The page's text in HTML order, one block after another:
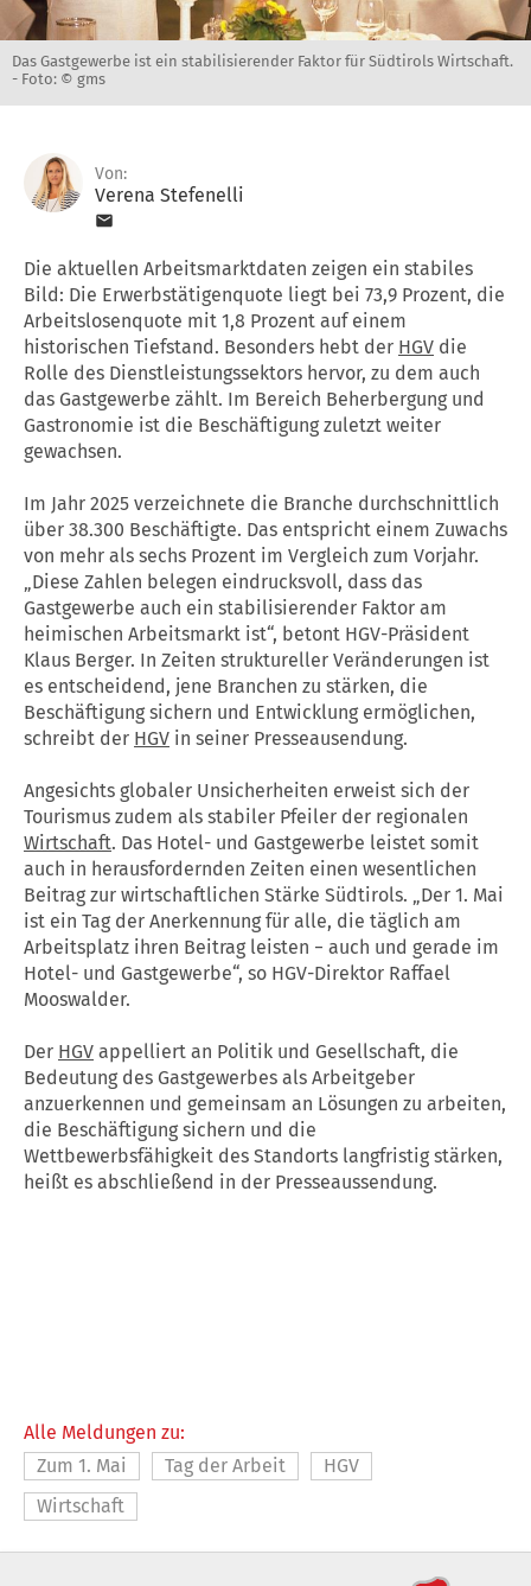
Das Gastgewerbe ist ein stabilisierender Faktor für Südtirols Wirtschaft.
- Foto: © gms
Von:
Verena Stefenelli
Die aktuellen Arbeitsmarktdaten zeigen ein stabiles
Bild: Die Erwerbstätigenquote liegt bei 73,9 Prozent, die
Arbeitslosenquote mit 1,8 Prozent auf einem
historischen Tiefstand. Besonders hebt der HGV die
Rolle des Dienstleistungssektors hervor, zu dem auch
das Gastgewerbe zählt. Im Bereich Beherbergung und
Gastronomie ist die Beschäftigung zuletzt weiter
gewachsen.
Im Jahr 2025 verzeichnete die Branche durchschnittlich
über 38.300 Beschäftigte. Das entspricht einem Zuwachs
von mehr als sechs Prozent im Vergleich zum Vorjahr.
„Diese Zahlen belegen eindrucksvoll, dass das
Gastgewerbe auch ein stabilisierender Faktor am
heimischen Arbeitsmarkt ist“, betont HGV-Präsident
Klaus Berger. In Zeiten struktureller Veränderungen ist
es entscheidend, jene Branchen zu stärken, die
Beschäftigung sichern und Entwicklung ermöglichen,
schreibt der HGV in seiner Presseausendung.
Angesichts globaler Unsicherheiten erweist sich der
Tourismus zudem als stabiler Pfeiler der regionalen
Wirtschaft. Das Hotel- und Gastgewerbe leistet somit
auch in herausfordernden Zeiten einen wesentlichen
Beitrag zur wirtschaftlichen Stärke Südtirols. „Der 1. Mai
ist ein Tag der Anerkennung für alle, die täglich am
Arbeitsplatz ihren Beitrag leisten − auch und gerade im
Hotel- und Gastgewerbe“, so HGV-Direktor Raffael
Mooswalder.
Der HGV appelliert an Politik und Gesellschaft, die
Bedeutung des Gastgewerbes als Arbeitgeber
anzuerkennen und gemeinsam an Lösungen zu arbeiten,
die Beschäftigung sichern und die
Wettbewerbsfähigkeit des Standorts langfristig stärken,
heißt es abschließend in der Presseaussendung.
Alle Meldungen zu:
Zum 1. Mai
Tag der Arbeit
HGV
Wirtschaft